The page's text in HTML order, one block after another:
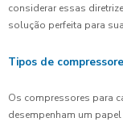
considerar essas
solução perfeita para
Tipos de
Os compressores para
desempenham um